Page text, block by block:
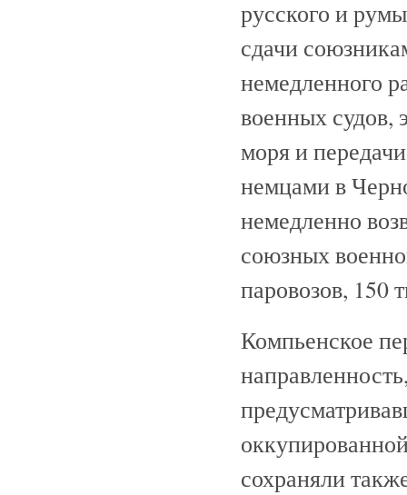
русского и
сдачи
немедленного
военных судов,
моря и
немцами в
немедленно
союзных
паровозов, 150
Компьенское
сохраняли